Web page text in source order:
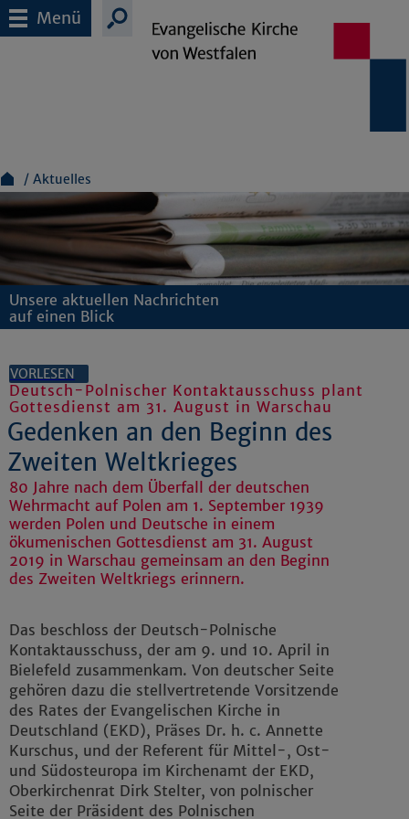
Menü
Aktuelles
Unsere aktuellen Nachrichten
auf einen Blick
VORLESEN
Deutsch-Polnischer Kontaktausschuss plant
Gottesdienst am 31. August in Warschau
Gedenken an den Beginn des
Zweiten Weltkrieges
80 Jahre nach dem Überfall der deutschen
Wehrmacht auf Polen am 1. September 1939
werden Polen und Deutsche in einem
ökumenischen Gottesdienst am 31. August
2019 in Warschau gemeinsam an den Beginn
des Zweiten Weltkriegs erinnern.
Das beschloss der Deutsch-Polnische
Kontaktausschuss, der am 9. und 10. April in
Bielefeld zusammenkam. Von deutscher Seite
gehören dazu die stellvertretende Vorsitzende
des Rates der Evangelischen Kirche in
Deutschland (EKD), Präses Dr. h. c. Annette
Kurschus, und der Referent für Mittel-, Ost-
und Südosteuropa im Kirchenamt der EKD,
Oberkirchenrat Dirk Stelter, von polnischer
Seite der Präsident des Polnischen